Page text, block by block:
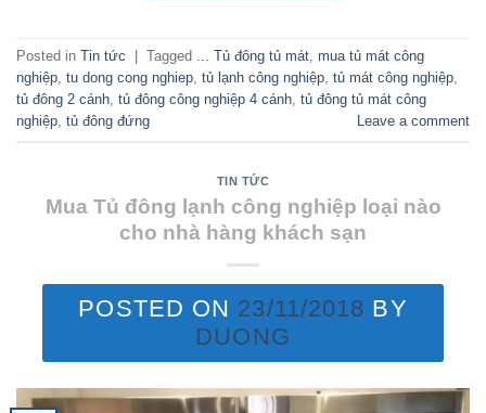
Posted in Tin tức Tagged ... Tủ đông tủ mát, mua tủ mát công
nghiệp, tu dong cong nghiep, tủ lạnh công nghiệp, tủ mát công nghiệp,
tủ đông 2 cánh, tủ đông công nghiệp 4 cánh, tủ đông tủ mát công
nghiệp, tủ đông đứng Leave a comment
TIN TỨC
Mua Tủ đông lạnh công nghiệp loại nào
cho nhà hàng khách sạn
POSTED ON 23/11/2018 BY
DUONG